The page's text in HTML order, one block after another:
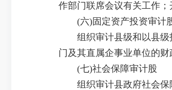
作部门联席会议有关工作；
(六)固定资产投资审计
组织审计县级和以县级投
门及其直属企事业单位的
(七)社会保障审计股
组织审计县政府社会保障